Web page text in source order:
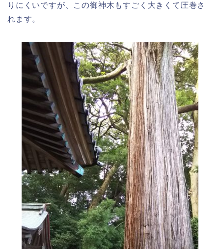
りにくいですが、この御神木もすごく大きくて圧巻さ
れます。